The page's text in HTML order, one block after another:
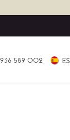
936 589 002 ES